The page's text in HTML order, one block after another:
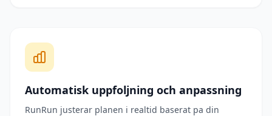
Automatisk uppfoljning och anpassning
RunRun justerar planen i realtid baserat pa din